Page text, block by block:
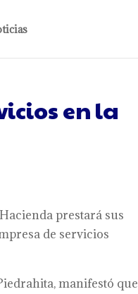
en la
prestará sus
de servicios
manifestó que